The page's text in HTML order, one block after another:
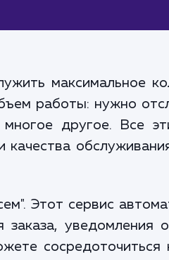
максимальное
работы: нужно
другое. Все
Этот сервис
заказа, уведомления
сосредоточиться